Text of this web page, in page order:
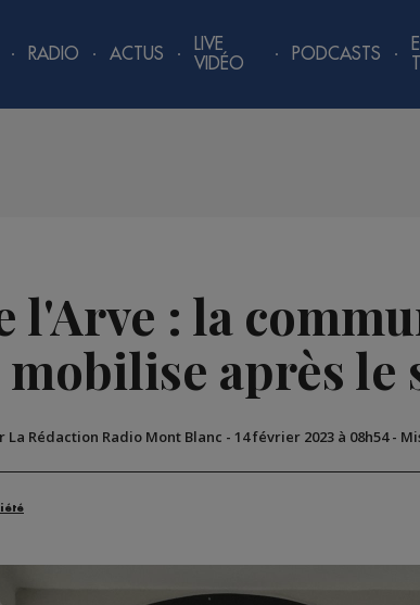
RADIO ACTUS
LIVE
VIDÉO
PODCASTS
l'Arve : la
mobilise après le
La Rédaction Radio Mont Blanc - 14 février 2023 à 08h54-